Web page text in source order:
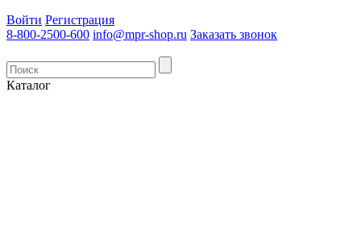
Войти Регистрация
8-800-2500-600 info@mpr-shop.ru Заказать звонок
Каталог